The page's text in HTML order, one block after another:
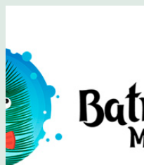
The